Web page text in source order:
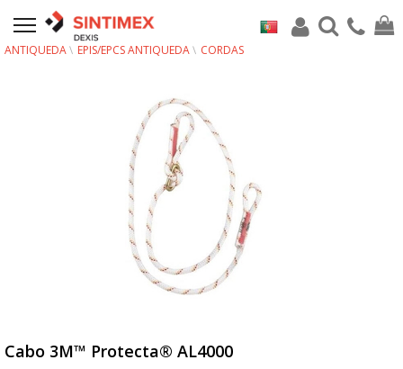
ANTIQUEDA EPIS/EPCS ANTIQUEDA CORDAS
Cabo 3M™ Protecta® AL4000